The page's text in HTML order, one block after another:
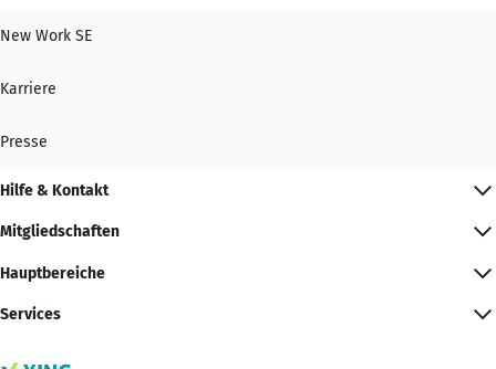
New Work SE
Karriere
Presse
Hilfe & Kontakt
Mitgliedschaften
Hauptbereiche
Services